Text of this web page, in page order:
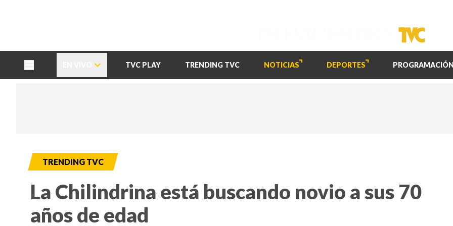
TVC PLAY TRENDING TVC NOTICIAS DEPORTES PROGRAMACIÓN
TRENDING TVC
La Chilindrina está buscando novio a sus 70
años de edad